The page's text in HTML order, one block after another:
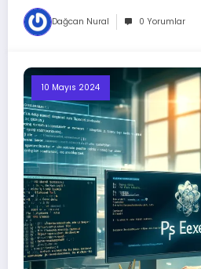
Dağcan Nural 0 Yorumlar
10 Mayıs 2024